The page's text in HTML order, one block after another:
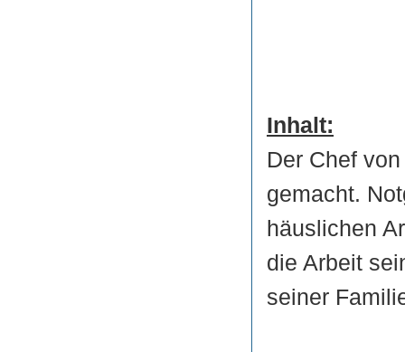
Inhalt:
Der Chef
gemacht.
häuslichen
die Arbeit
seiner